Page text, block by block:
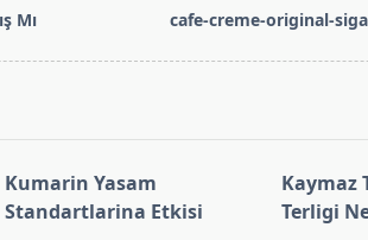
Mı cafe-creme-original-
Kumarin Yasam
Standartlarina Etkisi
Kaymaz
Terligi